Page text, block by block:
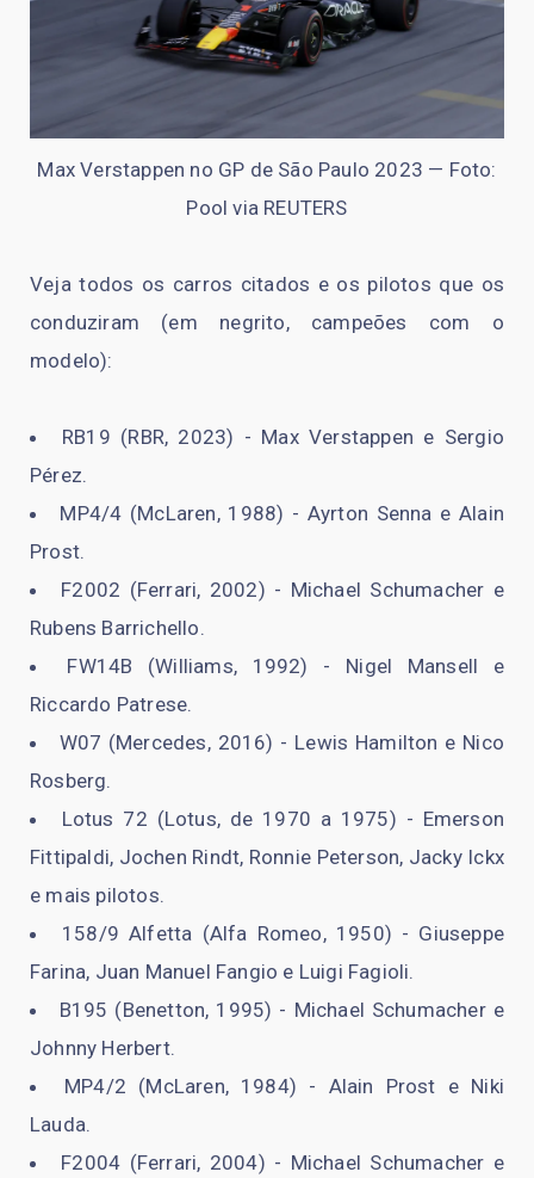
Max Verstappen no GP de São Paulo 2023 — Foto:
Pool via REUTERS
Veja todos os carros citados e os pilotos que os
conduziram (em negrito, campeões com o
modelo):
RB19 (RBR, 2023) - Max Verstappen e Sergio
Pérez.
MP4/4 (McLaren, 1988) - Ayrton Senna e Alain
Prost.
F2002 (Ferrari, 2002) - Michael Schumacher e
Rubens Barrichello.
FW14B (Williams, 1992) - Nigel Mansell e
Riccardo Patrese.
W07 (Mercedes, 2016) - Lewis Hamilton e Nico
Rosberg.
Lotus 72 (Lotus, de 1970 a 1975) - Emerson
Fittipaldi, Jochen Rindt, Ronnie Peterson, Jacky Ickx
e mais pilotos.
158/9 Alfetta (Alfa Romeo, 1950) - Giuseppe
Farina, Juan Manuel Fangio e Luigi Fagioli.
B195 (Benetton, 1995) - Michael Schumacher e
Johnny Herbert.
MP4/2 (McLaren, 1984) - Alain Prost e Niki
Lauda.
F2004 (Ferrari, 2004) - Michael Schumacher e